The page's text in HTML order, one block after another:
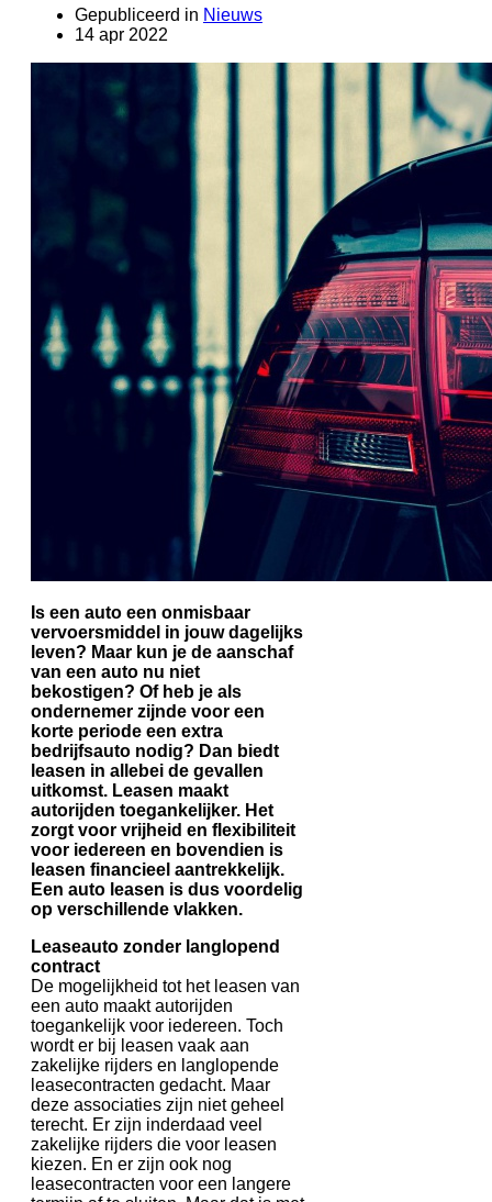
Gepubliceerd in Nieuws
14 apr 2022
Is een auto een onmisbaar
vervoersmiddel in jouw dagelijks
leven? Maar kun je de aanschaf
van een auto nu niet
bekostigen? Of heb je als
ondernemer zijnde voor een
korte periode een extra
bedrijfsauto nodig? Dan biedt
leasen in allebei de gevallen
uitkomst. Leasen maakt
autorijden toegankelijker. Het
zorgt voor vrijheid en flexibiliteit
voor iedereen en bovendien is
leasen financieel aantrekkelijk.
Een auto leasen is dus voordelig
op verschillende vlakken.
Leaseauto zonder langlopend
contract
De mogelijkheid tot het leasen van
een auto maakt autorijden
toegankelijk voor iedereen. Toch
wordt er bij leasen vaak aan
zakelijke rijders en langlopende
leasecontracten gedacht. Maar
deze associaties zijn niet geheel
terecht. Er zijn inderdaad veel
zakelijke rijders die voor leasen
kiezen. En er zijn ook nog
leasecontracten voor een langere